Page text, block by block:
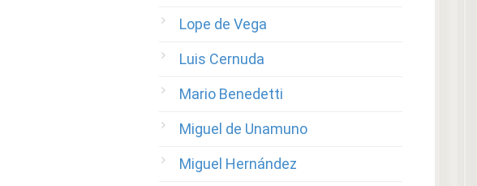
Lope de Vega
Luis Cernuda
Mario Benedetti
Miguel de Unamuno
Miguel Hernández